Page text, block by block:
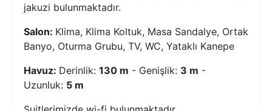
jakuzi bulunmaktadır.
Salon: Klima, Klima Koltuk, Masa Sandalye, Ortak
Banyo, Oturma Grubu, TV, WC, Yataklı Kanepe
Havuz: Derinlik: 130 m - Genişlik: 3 m -
Uzunluk: 5 m